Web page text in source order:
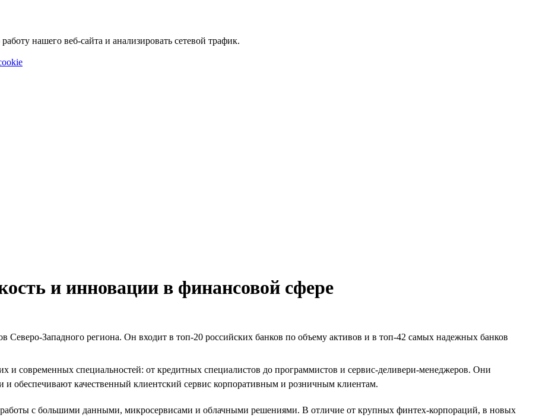
нашего веб-сайта и анализировать сетевой трафик.
и инновации в финансовой сфере
Западного региона. Он входит в топ-20 российских банков по объему активов и в топ-42 самых надежных банков
и современных специальностей: от кредитных специалистов до программистов и сервис-деливери-менеджеров. Они
обеспечивают качественный клиентский сервис корпоративным и розничным клиентам.
с большими данными, микросервисами и облачными решениями. В отличие от крупных финтех-корпораций, в новых